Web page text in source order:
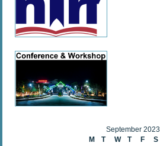
September 2023
M
T W T F S